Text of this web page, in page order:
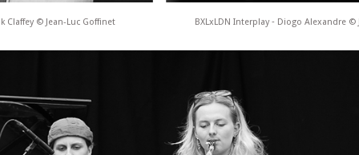
Claffey © Jean-Luc Goffinet BXLxLDN Interplay ‐ Diogo Alexandre ©